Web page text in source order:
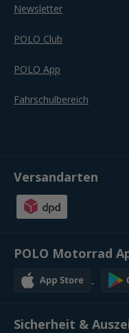
Newsletter
POLO Club
POLO App
Fahrschulbereich
Versandarten
POLO Motorrad
Sicherheit &